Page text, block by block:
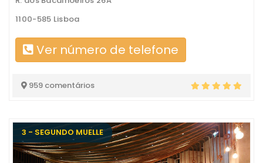
1100-585 Lisboa
Ver número de telefone
959 comentários
3 - SEGUNDO MUELLE